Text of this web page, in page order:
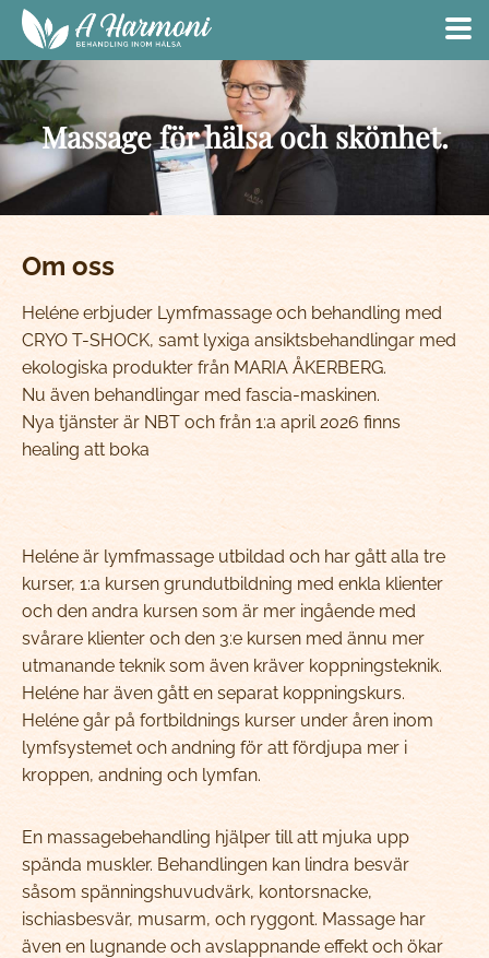
Massage för hälsa och skönhet.
Om oss
Heléne erbjuder Lymfmassage och behandling med
CRYO T-SHOCK, samt lyxiga ansiktsbehandlingar med
ekologiska produkter från MARIA ÅKERBERG.
Nu även behandlingar med fascia-maskinen.
Nya tjänster är NBT och från 1:a april 2026 finns
healing att boka
Heléne är lymfmassage utbildad och har gått alla tre
kurser, 1:a kursen grundutbildning med enkla klienter
och den andra kursen som är mer ingående med
svårare klienter och den 3:e kursen med ännu mer
utmanande teknik som även kräver koppningsteknik.
Heléne har även gått en separat koppningskurs.
Heléne går på fortbildnings kurser under åren inom
lymfsystemet och andning för att fördjupa mer i
kroppen, andning och lymfan.
En massagebehandling hjälper till att mjuka upp
spända muskler. Behandlingen kan lindra besvär
såsom spänningshuvudvärk, kontorsnacke,
ischiasbesvär, musarm, och ryggont. Massage har
även en lugnande och avslappnande effekt och ökar